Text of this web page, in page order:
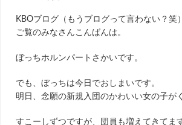
KBOブログ（もうブログって言わない？笑
ご覧のみなさんこんばんは。
ぼっちホルンパートさかいです。
でも、ぼっちは今日でおしまいです。
明日、念願の新規入団のかわいい女の子が
すこーしずつですが、団員も増えてきてま